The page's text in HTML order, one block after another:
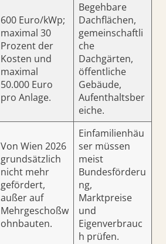
600 Euro/kWp;
maximal 30
Prozent der
Kosten und
maximal
50.000 Euro
pro Anlage.
Begehbare
Dachflächen,
gemeinschaftli
che
Dachgärten,
öffentliche
Gebäude,
Aufenthaltsber
eiche.
Von Wien 2026
grundsätzlich
nicht mehr
gefördert,
außer auf
Mehrgeschoßw
ohnbauten.
Einfamilienhäu
ser müssen
meist
Bundesförderu
ng,
Marktpreise
und
Eigenverbrauc
h prüfen.